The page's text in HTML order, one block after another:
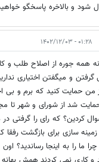
شود و بالاخره پاسخگو
۰۱:۲۸ - ۱۴۰۲/۱۲/۰۳
76 مردم فداکارانه همه جوره از
و میگفتن اختیاری
حمایت کنید که برم و بی
شد از شورای و شهر تا
کردین؟ که رای را
سازی برای بازگشت رفقا
ما را به اینجا رساندید؟